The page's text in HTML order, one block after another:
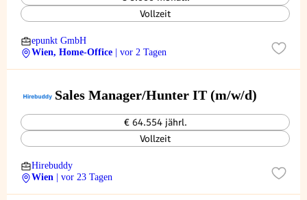
Vollzeit
epunkt GmbH
Wien, Home-Office
| vor 2 Tagen
Sales Manager/Hunter IT (m/w/d)
€ 64.554 jährl.
Vollzeit
Hirebuddy
Wien
| vor 23 Tagen